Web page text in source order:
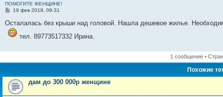
ПОМОГИТЕ ЖЕНЩИНЕ!
С
о
б
щ
и
19 фев 2018, 09:31
Осталалась без крыши над головой. Нашла дешевое жилье.
тел. 89773517332 Ирина.
1 сообщение •
Похожие
дам до 300 000р женщине